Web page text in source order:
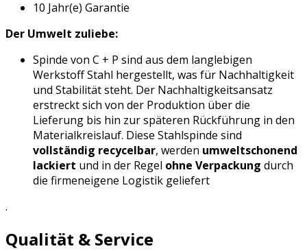
10 Jahr(e) Garantie
Der Umwelt zuliebe:
Spinde von C + P sind aus dem langlebigen
Werkstoff Stahl hergestellt, was für Nachhaltigkeit
und Stabilität steht. Der Nachhaltigkeitsansatz
erstreckt sich von der Produktion über die
Lieferung bis hin zur späteren Rückführung in den
Materialkreislauf. Diese Stahlspinde sind
vollständig recycelbar, werden umweltschonend
lackiert und in der Regel ohne Verpackung durch
die firmeneigene Logistik geliefert
.
Qualität & Service